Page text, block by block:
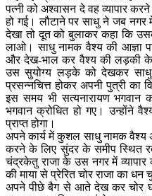
पत्नी को अश्वासन दे वह व्यापार
हो गई। लौटाने पर साधु ने जब
देखा तो दूत को बुलाकर कहा कि
लाओ। साधु नामक वैश्य की आज्ञा
और देख-भाल कर वैश्य की लड़की
उस सुयोग्य लड़के को देखकर साधु
प्रसन्नचित्त होकर अपनी पुत्री का
इस समय भी सत्यनारायण
भगवान क्रोधित हो गए। उन्होंने
प्राप्त होगा।
अपने कार्य में कुशल साधु नामक वैश्य
करने के लिए सुंदर के समीप स्थित
चंद्रकेतु राजा के उस नगर में
की माया से प्रेरित चोर राजा का धन
अपने पीछे बैग से आते देख कर चोर